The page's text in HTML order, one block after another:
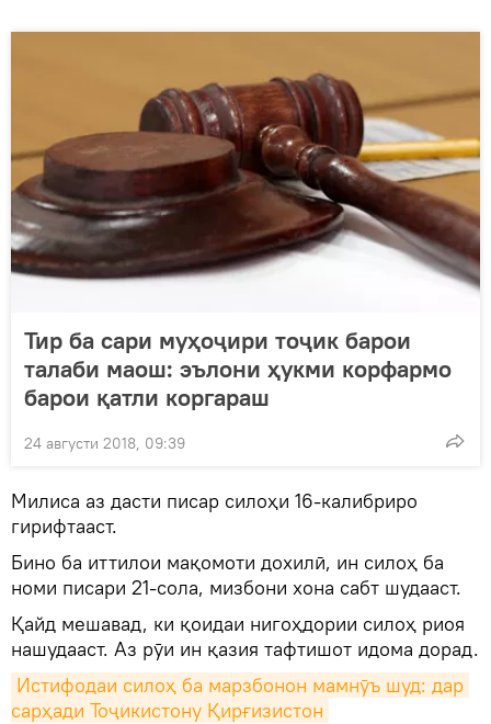
Тир ба сари муҳоҷири тоҷик барои
талаби маош: эълони ҳукми корфармо
барои қатли коргараш
24 августи 2018, 09:39
Милиса аз дасти писар силоҳи 16-калибриро
гирифтааст.
Бино ба иттилои мақомоти дохилӣ, ин силоҳ ба
номи писари 21-сола, мизбони хона сабт шудааст.
Қайд мешавад, ки қоидаи нигоҳдории силоҳ риоя
нашудааст. Аз рӯи ин қазия тафтишот идома дорад.
Истифодаи силоҳ ба марзбонон мамнӯъ шуд: дар
сарҳади Тоҷикистону Қирғизистон